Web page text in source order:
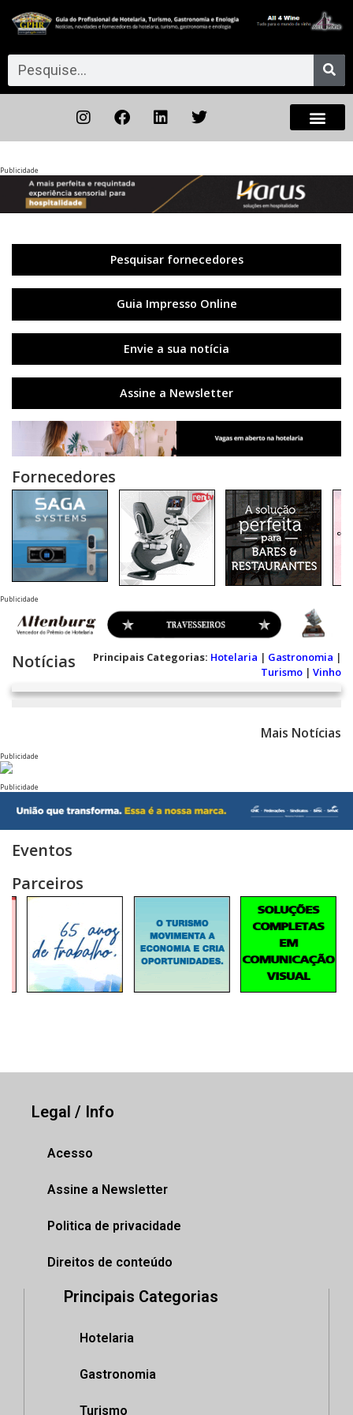
Publicidade
Pesquisar fornecedores
Guia Impresso Online
Envie a sua notícia
Assine a Newsletter
Fornecedores
Publicidade
Notícias Principais Categorias: Hotelaria | Gastronomia |
Turismo | Vinho
Mais Notícias
Publicidade
Publicidade
Eventos
Parceiros
Legal / Info
Acesso
Assine a Newsletter
Politica de privacidade
Direitos de conteúdo
Principais Categorias
Hotelaria
Gastronomia
Turismo